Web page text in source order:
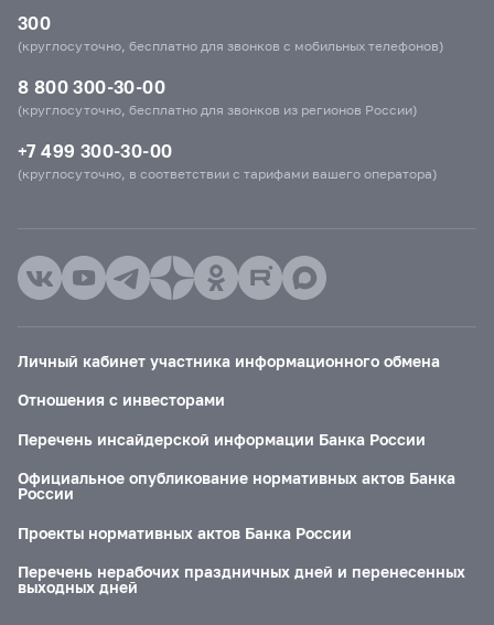
300
(круглосуточно, бесплатно для звонков с мобильных телефонов)
8 800 300-30-00
(круглосуточно, бесплатно для звонков из регионов России)
+7 499 300-30-00
(круглосуточно, в соответствии с тарифами вашего оператора)
Личный кабинет участника информационного обмена
Отношения с инвесторами
Перечень инсайдерской информации Банка России
Официальное опубликование нормативных актов Банка
России
Проекты нормативных актов Банка России
Перечень нерабочих праздничных дней и перенесенных
выходных дней